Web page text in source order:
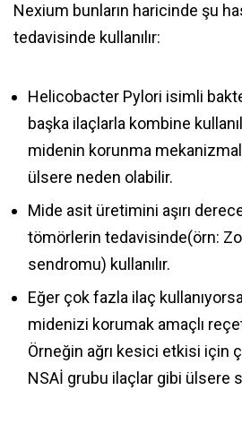
Nexium bunların haricinde şu
tedavisinde kullanılır:
Helicobacter Pylori isimli
başka ilaçlarla kombine
midenin korunma
ülsere neden olabilir.
Mide asit üretimini aşırı
tömörlerin tedavisinde(örn:
sendromu) kullanılır.
Eğer çok fazla ilaç
midenizi korumak amaçlı
Örneğin ağrı kesici etkisi için
NSAİ grubu ilaçlar gibi ülsere